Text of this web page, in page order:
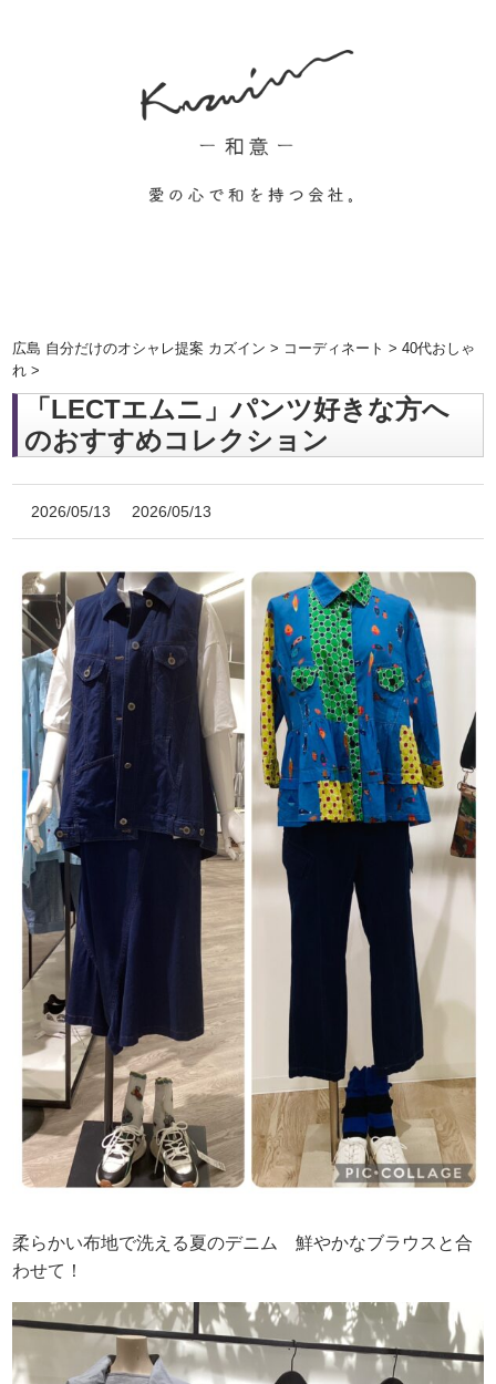
広島 自分だけのオシャレ提案 カズイン > コーディネート >40代おしゃ
れ >
「LECTエムニ」パンツ好きな方へ
のおすすめコレクション
2026/05/13 2026/05/13
柔らかい布地で洗える夏のデニム 鮮やかなブラウスと合
わせて！